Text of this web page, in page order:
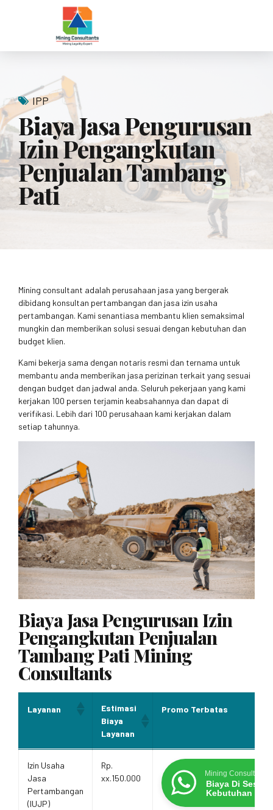
IPP
Biaya Jasa Pengurusan
Izin Pengangkutan
Penjualan Tambang
Pati
Mining consultant adalah perusahaan jasa yang bergerak
dibidang konsultan pertambangan dan jasa izin usaha
pertambangan. Kami senantiasa membantu klien semaksimal
mungkin dan memberikan solusi sesuai dengan kebutuhan dan
budget klien.
Kami bekerja sama dengan notaris resmi dan ternama untuk
membantu anda memberikan jasa perizinan terkait yang sesuai
dengan budget dan jadwal anda. Seluruh pekerjaan yang kami
kerjakan 100 persen terjamin keabsahannya dan dapat di
verifikasi. Lebih dari 100 perusahaan kami kerjakan dalam
setiap tahunnya.
Biaya Jasa Pengurusan Izin
Pengangkutan Penjualan
Tambang Pati Mining
Consultants
Layanan
Estimasi
Biaya
Layanan
Promo Terbatas
Biaya
Layanan
Promo Terbatas
Izin Usaha
Jasa
Pertambangan
(IUJP)
Rp.
xx.150.000
Mining Consultants
Biaya Di
Kebutuhan